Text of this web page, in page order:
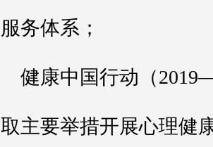
服务体系；
健康中国行动（
取主要举措开展心理健